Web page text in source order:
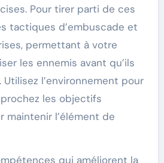
Pour tirer parti de ces
tactiques d’embuscade et
permettant à votre
les ennemis avant qu’ils
Utilisez l’environnement pour
les objectifs
maintenir l’élément de
qui améliorent la